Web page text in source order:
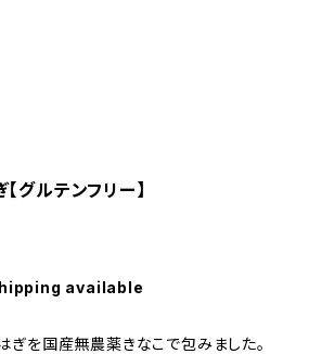
グルテンフリー】
available
ぎを国産無農薬きなこで包みました。